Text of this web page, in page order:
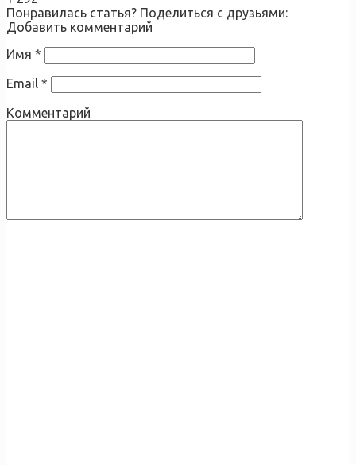
Понравилась статья? Поделиться с друзьями:
Добавить комментарий
Имя *
Email *
Комментарий